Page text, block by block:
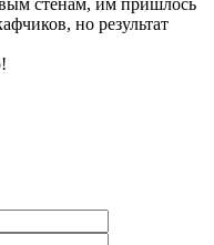
но результат